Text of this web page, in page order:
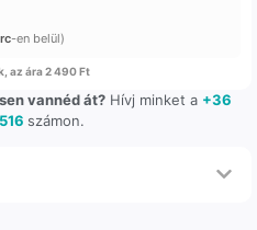
-en belül)
az ára 2 490 Ft
vannéd át?Hívj minket a +36
számon.